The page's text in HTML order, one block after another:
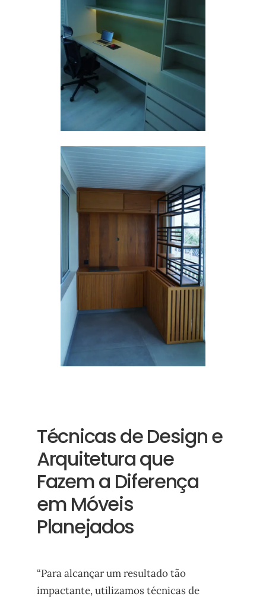
Técnicas de Design e
Arquitetura que
Fazem a Diferença
em Móveis
Planejados
“Para alcançar um resultado tão
impactante, utilizamos técnicas de